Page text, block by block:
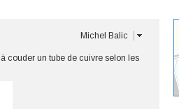
Michel Balic
couder un tube de cuivre selon les